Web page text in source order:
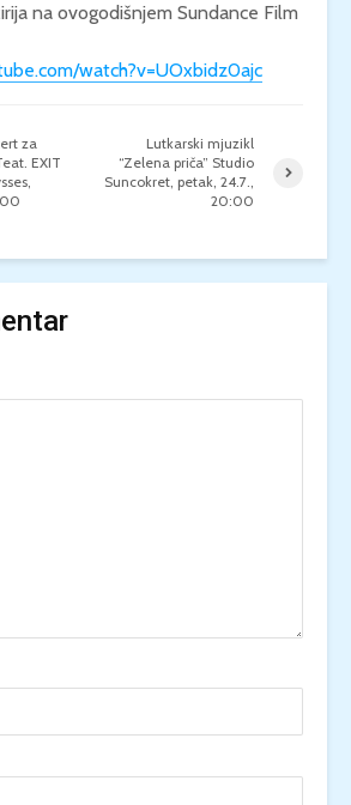
na ovogodišnjem Sundance Film
watch?v=UOxbidz0ajc
za
EXIT
Lutkarski mjuzikl
“Zelena priča” Studio
Suncokret, petak, 24.7.,
20:00